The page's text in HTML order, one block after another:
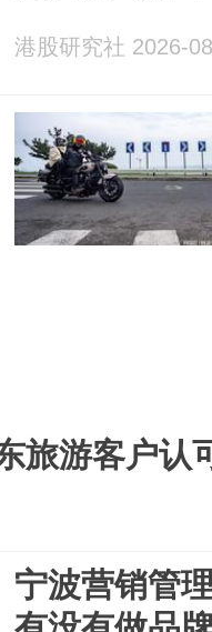
港股研究社 2026-
旅游客户认
宁波营销管